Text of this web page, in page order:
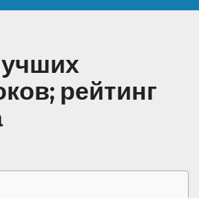
рейтинг